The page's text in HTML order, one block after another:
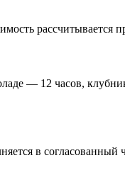
рассчитывается
— 12 часов,
в согласованный